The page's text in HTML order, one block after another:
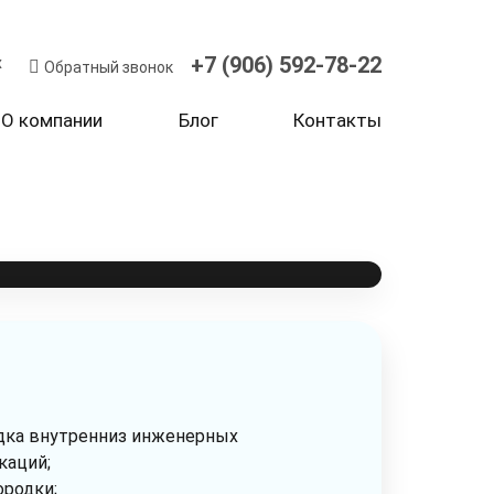
Обратный звонок +7 (906) 592-78-22
О компании Блог Контакты
блок с отделкой фасадной
установка входной двери
внутренниз инженерных